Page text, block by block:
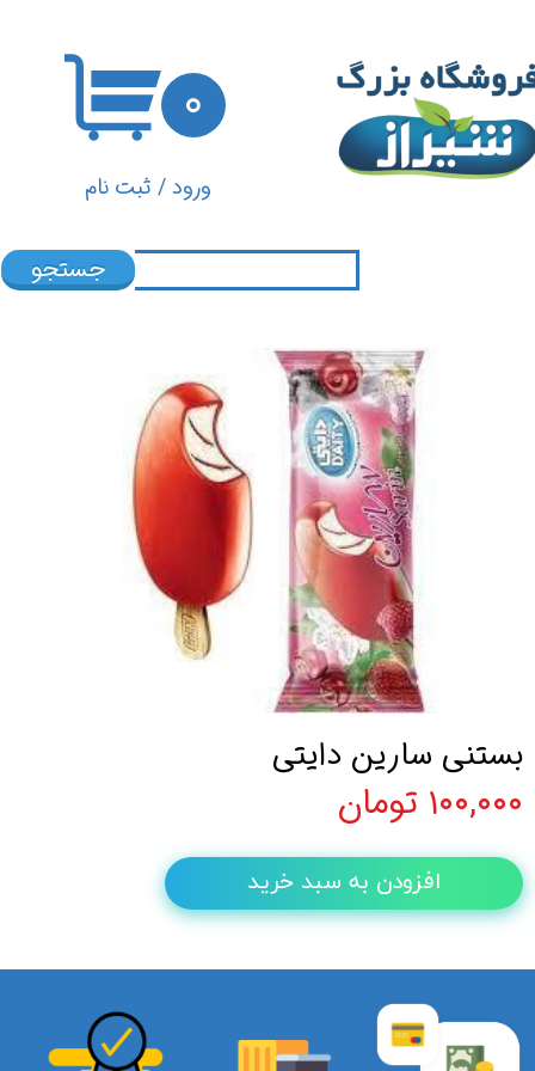
ورود/ ثبت نام
تغییر گذر واژه
سفارشات
۰
جستجو
بستنی سارین دایتی
۱۰۰,۰۰۰ تومان
افزودن به سبد خرید